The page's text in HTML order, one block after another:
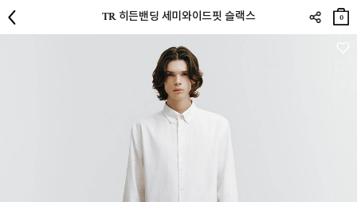
TR 히든밴딩 세미와이드핏 슬랙스
장바
구니
0